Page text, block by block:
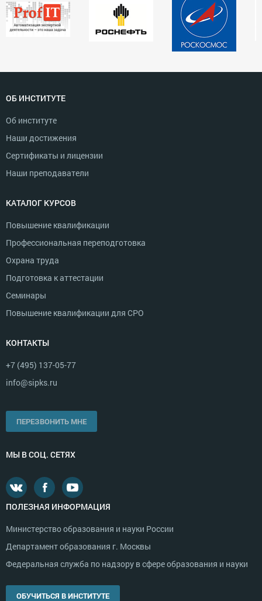
ОБ ИНСТИТУТЕ
Об институте
Наши достижения
Сертификаты и лицензии
Наши преподаватели
КАТАЛОГ КУРСОВ
Повышение квалификации
Профессиональная переподготовка
Охрана труда
Подготовка к аттестации
Семинары
Повышение квалификации для СРО
КОНТАКТЫ
+7 (495) 137-05-77
info@sipks.ru
ПЕРЕЗВОНИТЬ МНЕ
МЫ В СОЦ. СЕТЯХ
ПОЛЕЗНАЯ ИНФОРМАЦИЯ
Министерство образования и науки России
Департамент образования г. Москвы
Федеральная служба по надзору в сфере образования и науки
ОБУЧИТЬСЯ В ИНСТИТУТЕ